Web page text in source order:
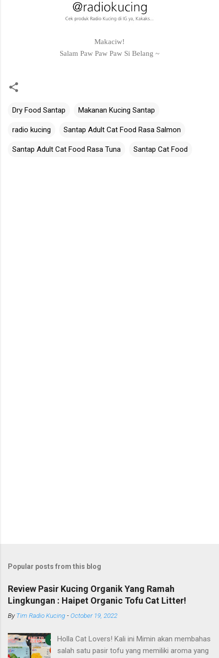
Makaciw!
Salam Paw Paw Paw Si Belang ~
Dry Food Santap Makanan Kucing Santap
radio kucing Santap Adult Cat Food Rasa Salmon
Santap Adult Cat Food Rasa Tuna Santap Cat Food
Popular posts from this blog
Review Pasir Kucing Organik Yang Ramah
Lingkungan : Haipet Organic Tofu Cat Litter!
ByTim Radio Kucing -October 19, 2022
Holla Cat Lovers! Kali ini Mimin akan membahas
salah satu pasir tofu yang memiliki aroma yang